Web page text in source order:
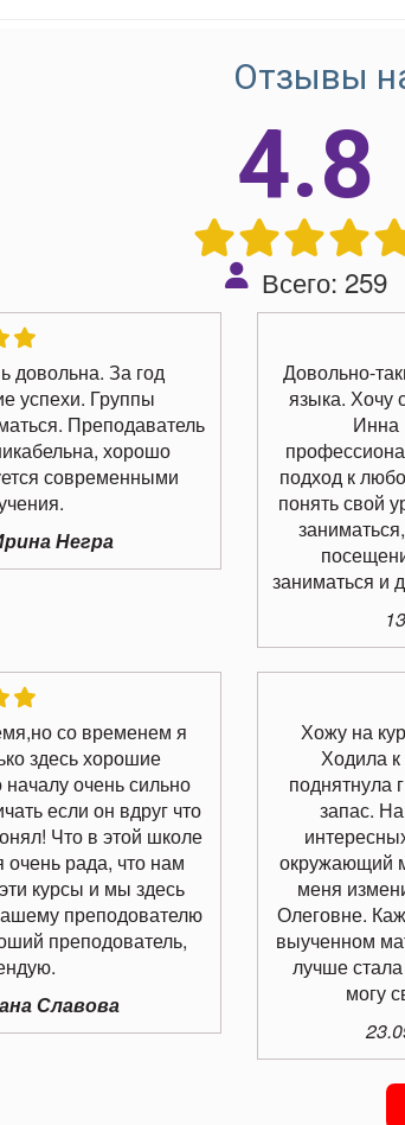
Отзывы
4.8
Всего: 259
довольна. За год
успехи. Группы
Преподаватель
хорошо
современными
Негра
Довольно-
языка. Хочу
Инна
подход к
понять свой
заниматься и
со временем я
здесь хорошие
очень сильно
если он вдруг что
Что в этой школе
очень рада, что нам
курсы и мы здесь
преподователю
преподователь,
Славова
Хожу на
Ходила
поднятнула
запас.
окружающий
меня
Олеговне.
выученном
лучше
могу